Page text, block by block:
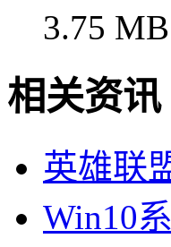
3.75 MB
相关资讯
英雄联
Win10